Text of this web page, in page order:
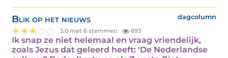
Blik op het nieuws dagcolumn
3.0 met 6 stemmen 693
Ik snap ze niet helemaal en vraag vriendelijk,
zoals Jezus dat geleerd heeft: ‘De Nederlandse